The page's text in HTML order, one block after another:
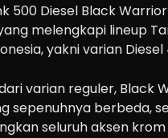
500 Diesel Black
melengkapi lineup
yakni varian
varian reguler, Black
sepenuhnya berbeda,
seluruh aksen